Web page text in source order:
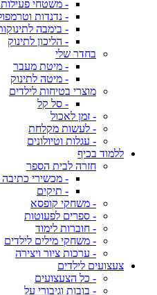
- משטחי פעילות
- נדנדות
- בימבה
- הליכון לתינוק
בחדר שלי
- מיטת מעבר
- מיטה לתינוק
מוצרי בטיחות לילדים
- סל קל
- זמן לאכול
- לעשות מקלחת
- עגלות וטיולונים
ללמוד בכיף
חזרה לבית הספר
- מכשירי כתיבה
- תיקים
- משחקי קופסא
- ספרים לפעוטות
- חוברות לימוד
- משחקי מילים לילדים
- ערכות ציור ויצירה
צעצועים לילדים
- כל הצעצועים
- בובות וגיבורי על